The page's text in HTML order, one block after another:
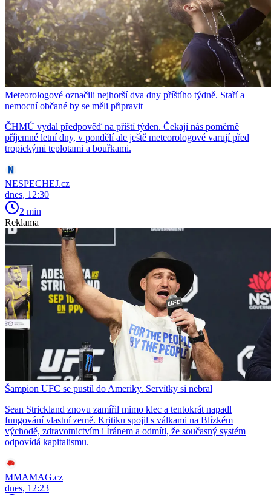
Meteorologové označili nejhorší dva dny příštího týdně. Staří a
nemocní občané by se měli připravit
ČHMÚ vydal předpověď na příští týden. Čekají nás poměrně
příjemné letní dny, v pondělí ale ještě meteorologové varují před
tropickými teplotami a bouřkami.
NESPECHEJ.cz
dnes, 12:30
2 min
Reklama
Šampion UFC se pustil do Ameriky. Servítky si nebral
Sean Strickland znovu zamířil mimo klec a tentokrát napadl
fungování vlastní země. Kritiku spojil s válkami na Blízkém
východě, zdravotnictvím i Íránem a odmítl, že současný systém
odpovídá kapitalismu.
MMAMAG.cz
dnes, 12:23